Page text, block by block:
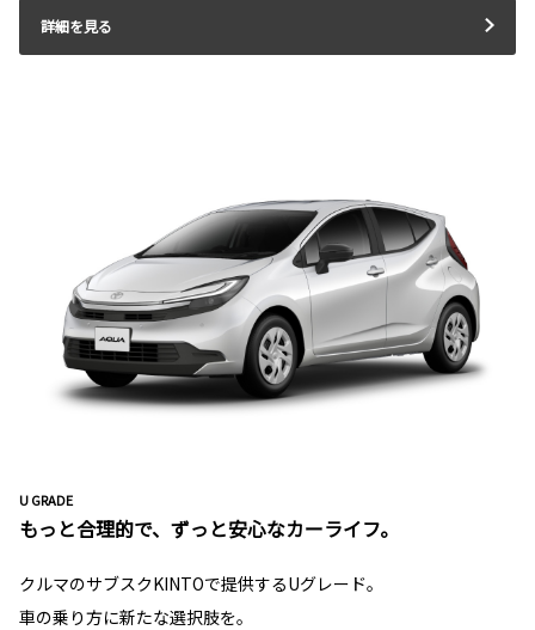
詳細を見る
U GRADE
もっと合理的で、ずっと安心なカーライフ。
クルマのサブスクKINTOで提供するUグレード。
車の乗り方に新たな選択肢を。